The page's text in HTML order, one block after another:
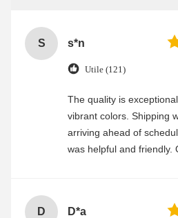
S s*n
Utile (121)
The quality is
vibrant colors. Shipping
arriving ahead of
was helpful and friendly.
D D*a